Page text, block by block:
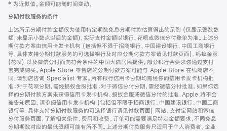
页
页
脚
注
‡ 为近似值。金额可能随时间变动。
分期付款服务的条件
上述所示分期付款金额仅为使用特定期数免息分期付款估算得出的示例 (仅显示整数数
额，未显示小数点以后的金额)，实际支付金额以银行、花呗或微信分付账单为准。上述分
期付款方案由信用卡发卡机构 (包括但不限于招商银行、中国建设银行、中国工商银行
等，具体支持分期付款服务的可选择银行及对应分期付款方案请见付款页面)、蚂蚁金服
(花呗) 以及微信分付面向符合条件的中国大陆居民提供。部分银行会要求你通过支付
宝完成购买。Apple Store 零售店的分期付款方案可能与 Apple Store 在线商店不
同，请到店咨询 Specialist 专家。所有银行信用卡分期均需经你的信用卡发卡机构批
准；对于花呗分期，需经蚂蚁金服批准；对于微信分付分期，需经微信分付批准。如果你选
择的分期付款方案未获得信用卡发卡机构、蚂蚁金服或微信分付的批准，Apple 将不会
被告知原因。请参阅信用卡发卡机构 (包括但不限于招商银行、中国建设银行、中国工商
银行等，具体支持分期付款服务的可选择银行请见付款页面) 网站、支付宝网站和微信
分付服务页面，了解相关条件、费用和收费。订单可能需要满足特定金额要求，不同免息
分期期数对应的最低限额可能有所不同。上述分期付款服务只适用于个人消费者。企业